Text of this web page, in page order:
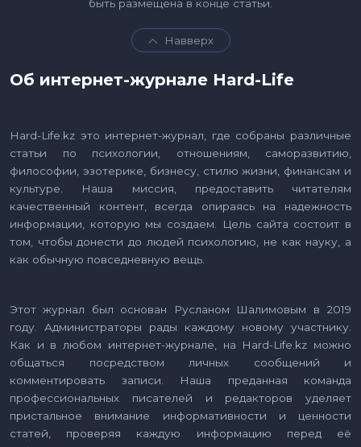
быть размещена в конце статьи.
Навверх
Об интернет-журнале Hard-Life
Hard-Life.kz это интернет-журнал, где собраны различные
статьи по психологии, отношениям, саморазвитию,
философии, эзотерике, бизнесу, стилю жизни, финансам и
культуре. Наша миссия, предоставить читателям
качественный контент, всегда опираясь на надежность
информации, которую мы создаем. Цель сайта состоит в
том, чтобы донести до людей психологию, не как науку, а
как обычную повседневную вещь.
Этот журнал был основан Русланом Шалимовым в 2019
году. Администраторы рады каждому новому участнику.
Как и в любом интернет-журнале, на Hard-Life.kz можно
общаться посредством личных сообщений и
комментировать записи. Наша преданная команда
профессиональных писателей и редакторов уделяет
пристальное внимание информативности и ценности
статей, проверяя каждую информацию перед её